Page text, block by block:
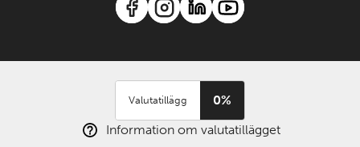
Valutatillägg
0%
Information om valutatillägget